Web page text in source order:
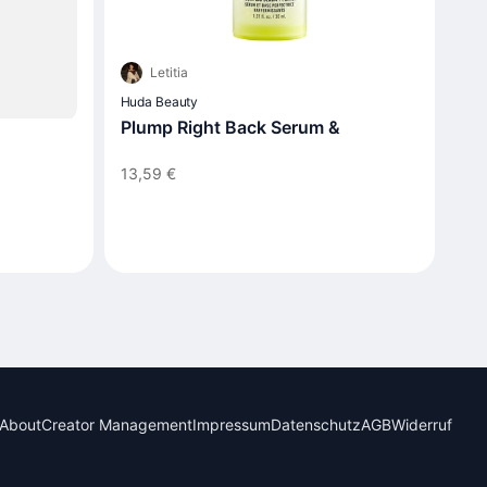
Letitia
Huda Beauty
Plump Right Back Serum &
13,59 €
AboutCreator ManagementImpressumDatenschutzAGBWiderruf